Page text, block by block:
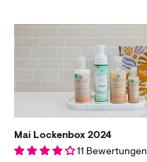
Mai Lockenbox 2024
11 Bewertungen